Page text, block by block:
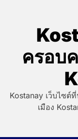
ครอบ
Kostanay เว็บไซต์
เมือง